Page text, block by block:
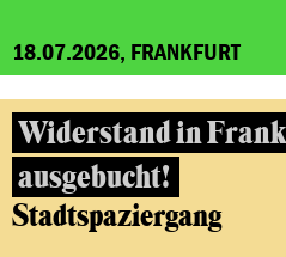
18.07.2026, FRANKFURT
Widerstand in
ausgebucht!
Stadtspaziergang